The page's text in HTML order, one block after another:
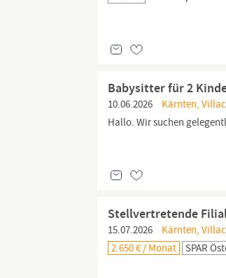
Babysitter für 2
10.06.2026
Kärnten,
Hallo. Wir suchen
Stellvertretende
15.07.2026
Kärnten,
2.650 € / Monat
SPAR